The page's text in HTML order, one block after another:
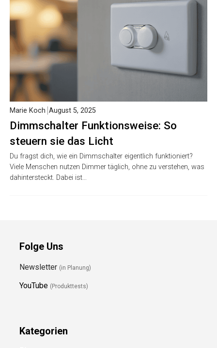
Dimmschalter Funktionsweise: So
steuern sie das Licht
Marie Koch August 5, 2025
Du fragst dich, wie ein Dimmschalter eigentlich funktioniert?
Viele Menschen nutzen Dimmer täglich, ohne zu verstehen, was
dahintersteckt. Dabei ist…
Folge Uns
Newsletter (in Planung)
YouTube (Produkttests)
Kategorien